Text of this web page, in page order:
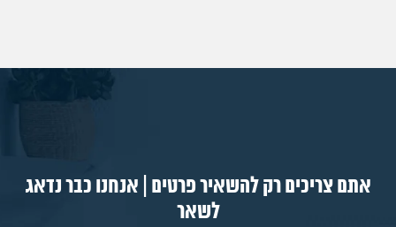
אתם צריכים רק להשאיר פרטים | אנחנו כבר נדאג
לשאר